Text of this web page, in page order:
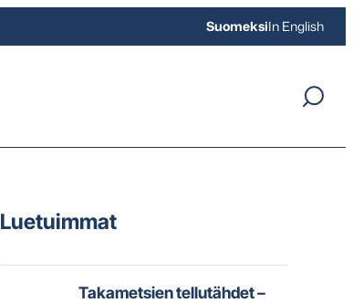
SuomeksiIn English
Luetuimmat
Takametsien tellutähdet –